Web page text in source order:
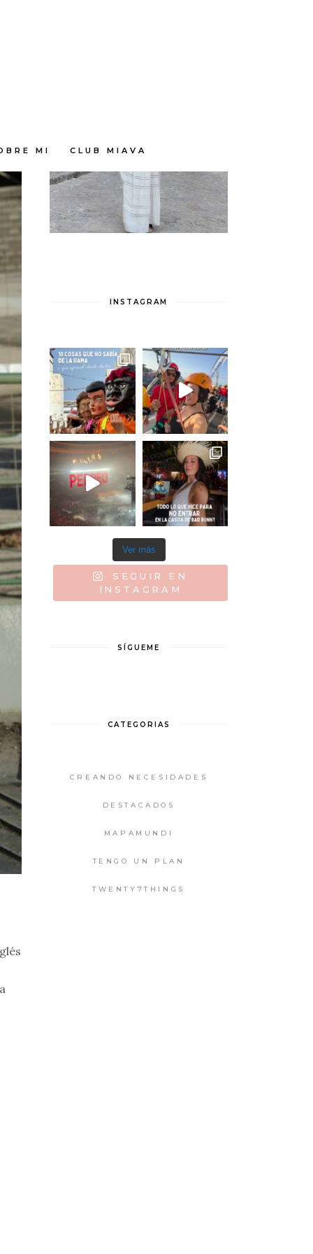
MI CLUB MIAVA
INSTAGRAM
Ver más
SEGUIR EN
INSTAGRAM
SÍGUEME
CATEGORIAS
CREANDO NECESIDADES
DESTACADOS
MAPAMUNDI
TENGO UN PLAN
TWENTY7THINGS